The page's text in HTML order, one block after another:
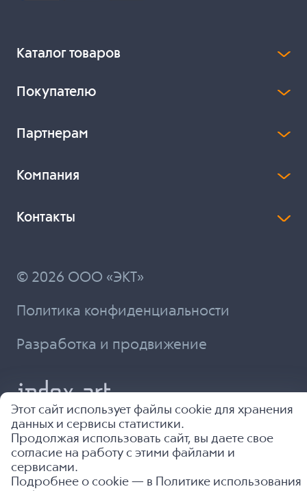
Каталог товаров
Покупателю
Партнерам
Компания
Контакты
© 2026 ООО «ЭКТ»
Политика конфиденциальности
Разработка и продвижение
Этот сайт использует файлы cookie для хранения
данных и сервисы статистики.
Продолжая использовать сайт, вы даете свое
согласие на работу с этими файлами и
сервисами.
Подробнее о cookie — в
Политике использования